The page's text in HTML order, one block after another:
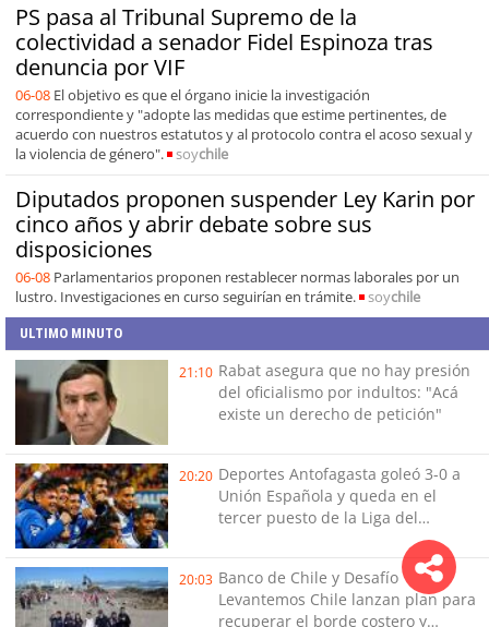
PS pasa al Tribunal Supremo de la
colectividad a senador Fidel Espinoza tras
denuncia por VIF
06-08 El objetivo es que el órgano inicie la investigación
correspondiente y "adopte las medidas que estime pertinentes, de
acuerdo con nuestros estatutos y al protocolo contra el acoso sexual y
la violencia de género".
soychile
Diputados proponen suspender Ley Karin por
cinco años y abrir debate sobre sus
disposiciones
06-08 Parlamentarios proponen restablecer normas laborales por un
lustro. Investigaciones en curso seguirían en trámite.
soychile
ULTIMO MINUTO
21:10 Rabat asegura que no hay presión
del oficialismo por indultos: "Acá
existe un derecho de petición"
20:20 Deportes Antofagasta goleó 3-0 a
Unión Española y queda en el
tercer puesto de la Liga del
20:03 Banco de Chile y Desafío
Levantemos Chile lanzan plan para
recuperar el borde costero y